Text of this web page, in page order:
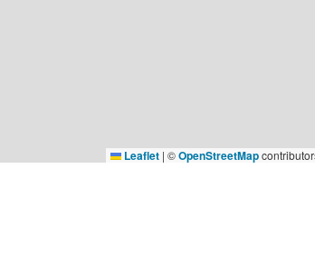
Leaflet | ©OpenStreetMap